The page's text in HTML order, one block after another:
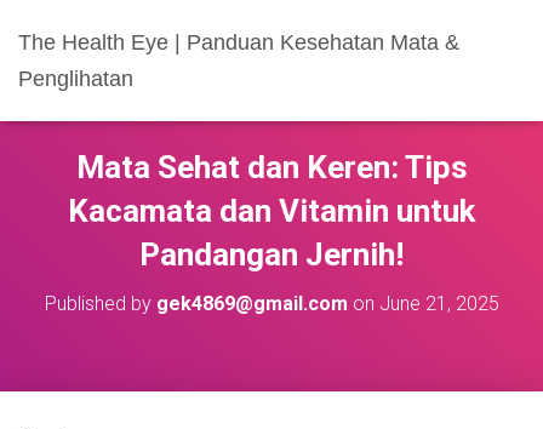
The Health Eye | Panduan Kesehatan Mata &
Penglihatan
Mata Sehat dan Keren: Tips
Kacamata dan Vitamin untuk
Pandangan Jernih!
Published by gek4869@gmail.com on June 21, 2025